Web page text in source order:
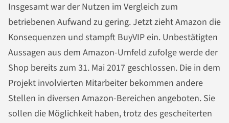
Insgesamt war der Nutzen im Vergleich zum
betriebenen Aufwand zu gering. Jetzt zieht Amazon die
Konsequenzen und stampft BuyVIP ein. Unbestätigten
Aussagen aus dem Amazon-Umfeld zufolge werde der
Shop bereits zum 31. Mai 2017 geschlossen. Die in dem
Projekt involvierten Mitarbeiter bekommen andere
Stellen in diversen Amazon-Bereichen angeboten. Sie
sollen die Möglichkeit haben, trotz des gescheiterten